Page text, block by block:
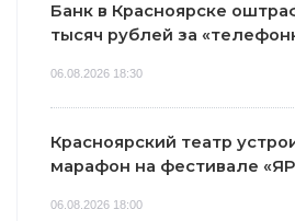
Банк в Красноярске
тысяч рублей за
06.08.2026 18:30
Красноярский театр
марафон на фестивале
06.08.2026 18:00